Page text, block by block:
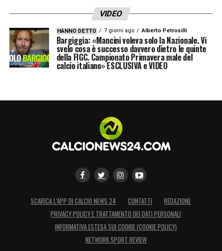
VIDEO
HANNO DETTO 7 giorni ago Alberto Petrosilli
Bargiggia: «Mancini voleva solo la Nazionale. Vi
svelo cosa è successo davvero dietro le quinte
della FIGC. Campionato Primavera male del
calcio italiano» ESCLUSIVA e VIDEO
SCARICA L’APP DI CALCIO NEWS 24 CONTATTI
REDAZIONE
PRIVACY POLICY E TRATTAMENTO DEI DATI PERSONALI
INFORMATIVA ESTESA SUI COOKIE (COOKIE POLICY)
NETWORK SPORT REVIEW